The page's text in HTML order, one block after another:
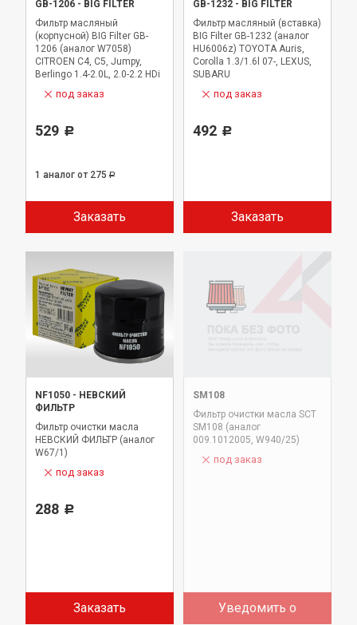
GB-1206 - BIG FILTER
Фильтр масляный
(корпусной) BIG Filter GB-
1206 (аналог W7058)
CITROEN C4, C5, Jumpy,
Berlingo 1.4-2.0L, 2.0-2.2 HDi
под заказ
529 Р
1 аналог от 275 Р
Заказать
GB-1232 - BIG FILTER
Фильтр масляный (вставка)
BIG Filter GB-1232 (аналог
HU6006z) TOYOTA Auris,
Corolla 1.3/1.6l 07-, LEXUS,
SUBARU
под заказ
492 Р
Заказать
NF1050 - НЕВСКИЙ
ФИЛЬТР
Фильтр очистки масла
НЕВСКИЙ ФИЛЬТР (аналог
W67/1)
под заказ
288 Р
Заказать
SM108
Фильтр очистки масла SCT
SM108 (аналог
009.1012005, W940/25)
под заказ
Уведомить о